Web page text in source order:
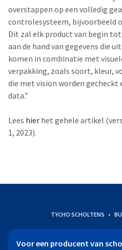
overstappen op een volledig
controlesysteem, bijvoorbeeld
Dit zal elk product van begin
aan de hand van gegevens die
komen in combinatie met
verpakking, zoals soort, kleur,
die met vision worden gecheckt
data.”
Lees hier het gehele artikel
1, 2023).
TYCHO SCHOLTENS
Voor een producent van